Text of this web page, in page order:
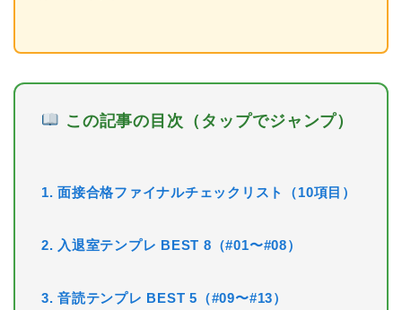
この記事の目次（タップでジャンプ）
1. 面接合格ファイナルチェックリスト（10項目）
2. 入退室テンプレ BEST 8（#01〜#08）
3. 音読テンプレ BEST 5（#09〜#13）